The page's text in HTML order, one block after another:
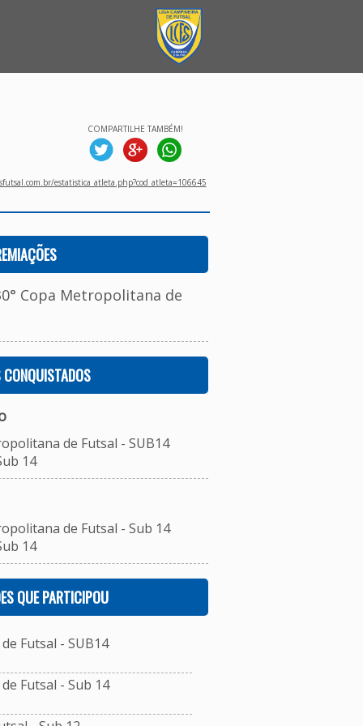
COMPARTILHE TAMBÉM!
estatistica_atleta.php?cod_atleta=106645
Copa Metropolitana de
de Futsal - SUB14
14
de Futsal - Sub 14
14
QUE PARTICIPOU
Futsal - SUB14
Futsal - Sub 14